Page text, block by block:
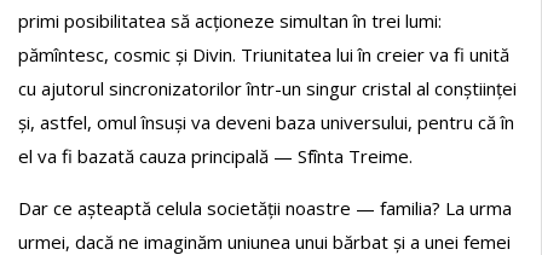
primi posibilitatea să acționeze simultan în trei lumi:
pămîntesc, cosmic și Divin. Triunitatea lui în creier va fi unită
cu ajutorul sincronizatorilor într-un singur cristal al conștiinței
și, astfel, omul însuși va deveni baza universului, pentru că în
el va fi bazată cauza principală — Sfînta Treime.
Dar ce așteaptă celula societății noastre — familia? La urma
urmei, dacă ne imaginăm uniunea unui bărbat și a unei femei